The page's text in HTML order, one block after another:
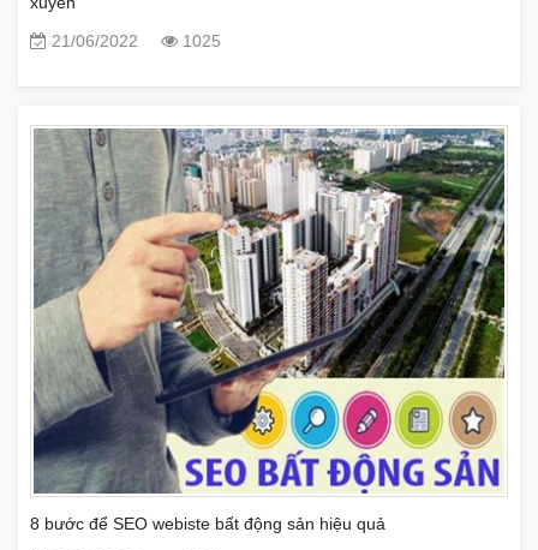
21/06/2022
1025
8 bước để SEO webiste bất động sản hiệu quả